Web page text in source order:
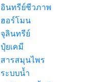
อินทรีย์ชีวภาพ
ฮอร์โมน
จุลินทรีย์
ปุ๋ยเคมี
สารสมุนไพร
ระบบน้ำ